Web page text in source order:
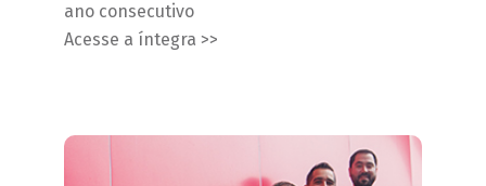
ano consecutivo
Acesse a íntegra >>